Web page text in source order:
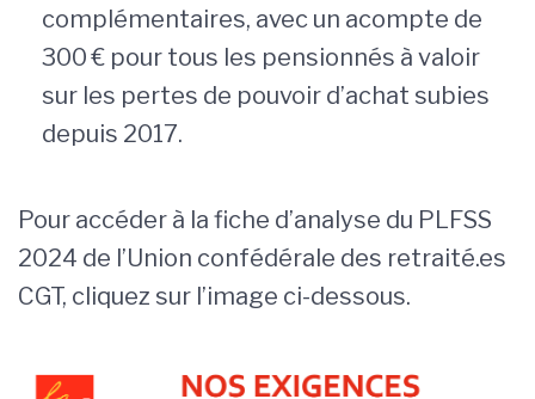
complémentaires, avec un acompte de
300 € pour tous les pensionnés à valoir
sur les pertes de pouvoir d’achat subies
depuis 2017.
Pour accéder à la fiche d’analyse du PLFSS
2024 de l’Union confédérale des retraité.es
CGT, cliquez sur l’image ci-dessous.